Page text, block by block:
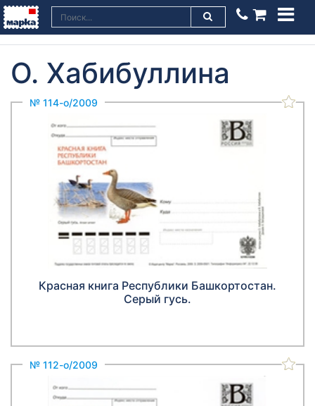
О. Хабибуллина
№ 114-о/2009
Красная книга Республики Башкортостан.
Серый гусь.
№ 112-о/2009